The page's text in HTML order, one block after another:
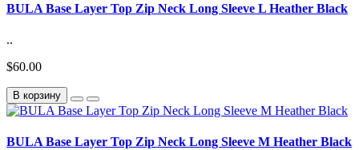
BULA Base Layer Top Zip Neck Long Sleeve L Heather Black
..
$60.00
В корзину
BULA Base Layer Top Zip Neck Long Sleeve M Heather Black